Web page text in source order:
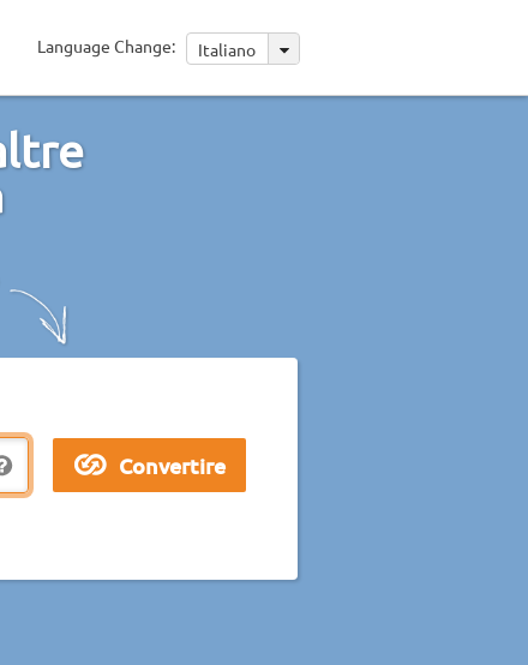
Language Change: Italiano